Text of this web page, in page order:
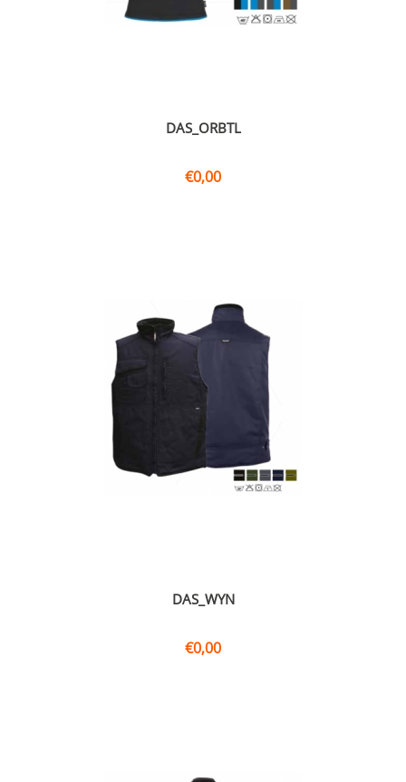
DAS_ORBTL
€0,00
DAS_WYN
€0,00